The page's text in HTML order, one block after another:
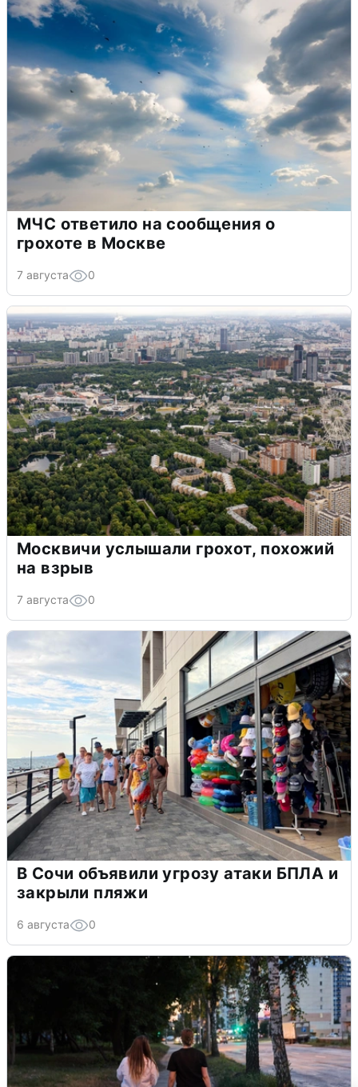
МЧС ответило на сообщения о
грохоте в Москве
7 августа 0
Москвичи услышали грохот, похожий
на взрыв
7 августа 0
В Сочи объявили угрозу атаки БПЛА и
закрыли пляжи
6 августа 0